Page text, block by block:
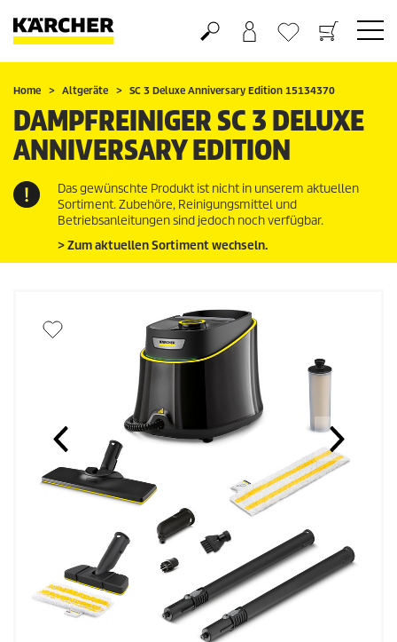
Warenkorb
Wunschliste
Home Altgeräte SC 3 Deluxe Anniversary Edition 15134370
DAMPFREINIGER SC 3 DELUXE
ANNIVERSARY EDITION
Das gewünschte Produkt ist nicht in unserem aktuellen
Sortiment. Zubehöre, Reinigungsmittel und
Betriebsanleitungen sind jedoch noch verfügbar.
> Zum aktuellen Sortiment wechseln.